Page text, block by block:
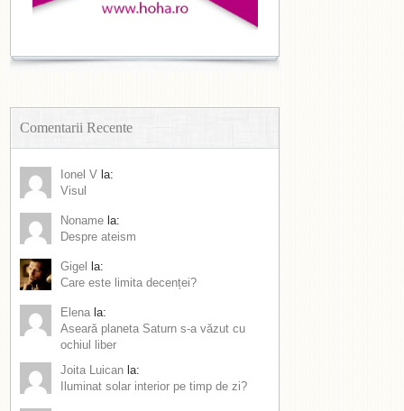
Comentarii Recente
Ionel V la:
Visul
Noname la:
Despre ateism
Gigel
la:
Care este limita decenței?
Elena la:
Aseară planeta Saturn s-a văzut cu
ochiul liber
Joita Luican la:
Iluminat solar interior pe timp de zi?